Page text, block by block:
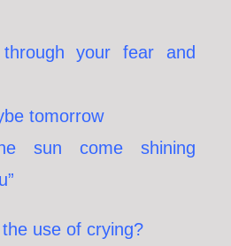
your fear and
tomorrow
sun come shining
the use of crying?